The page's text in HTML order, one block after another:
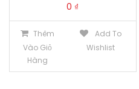
0 ₫
Thêm
Vào Giỏ
Hàng
Add To
Wishlist